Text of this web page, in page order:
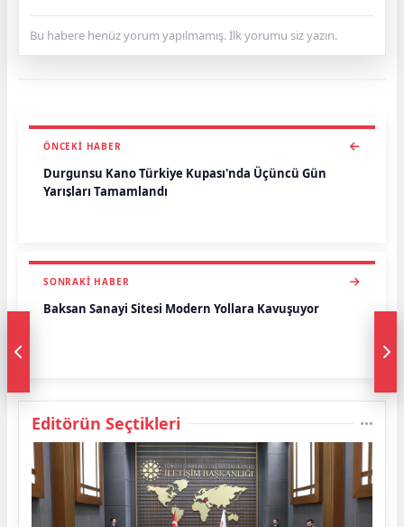
Bu habere henüz yorum yapılmamış. İlk yorumu siz yazın.
ÖNCEKI HABER
Durgunsu Kano Türkiye Kupası'nda Üçüncü Gün
Yarışları Tamamlandı
SONRAKI HABER
Baksan Sanayi Sitesi Modern Yollara Kavuşuyor
Editörün Seçtikleri